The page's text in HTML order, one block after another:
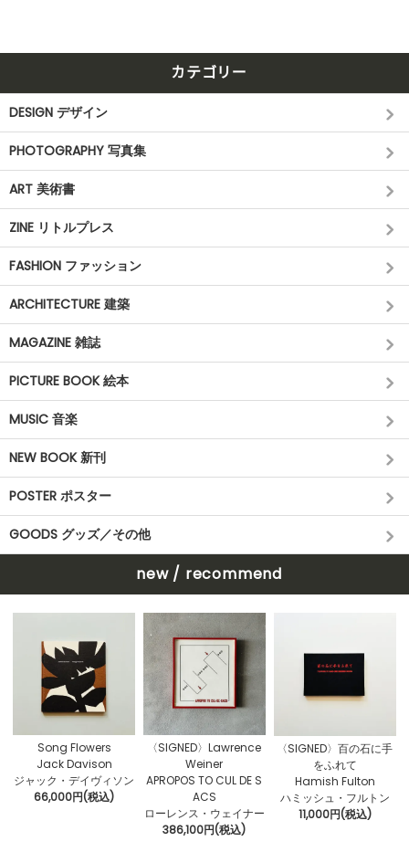
カテゴリー
DESIGN デザイン
PHOTOGRAPHY 写真集
ART 美術書
ZINE リトルプレス
FASHION ファッション
ARCHITECTURE 建築
MAGAZINE 雑誌
PICTURE BOOK 絵本
MUSIC 音楽
NEW BOOK 新刊
POSTER ポスター
GOODS グッズ／その他
new / recommend
Song Flowers
Jack Davison
ジャック・デイヴィソン
66,000円(税込)
〈SIGNED〉Lawrence
Weiner
APROPOS TO CUL DE S
ACS
ローレンス・ウェイナー
386,100円(税込)
〈SIGNED〉百の石に手
をふれて
Hamish Fulton
ハミッシュ・フルトン
11,000円(税込)